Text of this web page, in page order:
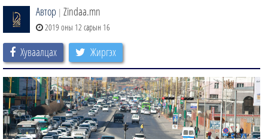
Автор | Zindaa.mn
2019 оны 12 сарын 16
Хуваалцах Жиргэх